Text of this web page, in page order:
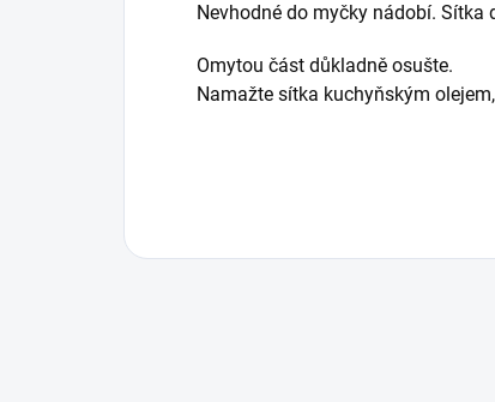
Nevhodné do myčky nádobí. Sítka
Omytou část důkladně osušte.
Namažte sítka kuchyňským